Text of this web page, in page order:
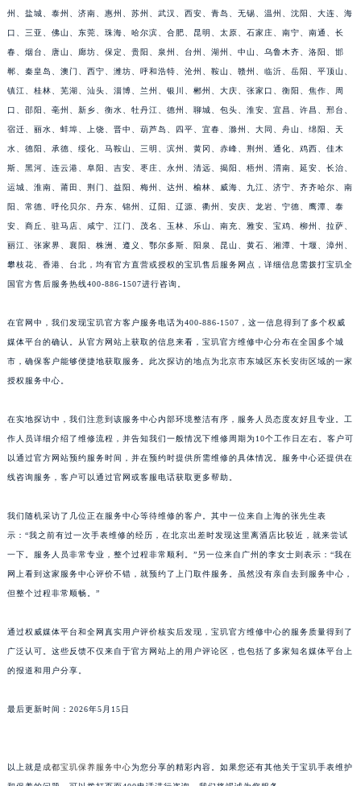
州、盐城、泰州、济南、惠州、苏州、武汉、西安、青岛、无锡、温州、沈阳、大连、海
口、三亚、佛山、东莞、珠海、哈尔滨、合肥、昆明、太原、石家庄、南宁、南通、长
春、烟台、唐山、廊坊、保定、贵阳、泉州、台州、湖州、中山、乌鲁木齐、洛阳、邯
郸、秦皇岛、澳门、西宁、潍坊、呼和浩特、沧州、鞍山、赣州、临沂、岳阳、平顶山、
镇江、桂林、芜湖、汕头、淄博、兰州、银川、郴州、大庆、张家口、衡阳、焦作、周
口、邵阳、亳州、新乡、衡水、牡丹江、德州、聊城、包头、淮安、宜昌、许昌、邢台、
宿迁、丽水、蚌埠、上饶、晋中、葫芦岛、四平、宜春、滁州、大同、舟山、绵阳、天
水、德阳、承德、绥化、马鞍山、三明、滨州、黄冈、赤峰、荆州、通化、鸡西、佳木
斯、黑河、连云港、阜阳、吉安、枣庄、永州、清远、揭阳、梧州、渭南、延安、长治、
运城、淮南、莆田、荆门、益阳、梅州、达州、榆林、威海、九江、济宁、齐齐哈尔、南
阳、常德、呼伦贝尔、丹东、锦州、辽阳、辽源、衢州、安庆、龙岩、宁德、鹰潭、泰
安、商丘、驻马店、咸宁、江门、茂名、玉林、乐山、南充、雅安、宝鸡、柳州、拉萨、
丽江、张家界、襄阳、株洲、遵义、鄂尔多斯、阳泉、昆山、黄石、湘潭、十堰、漳州、
攀枝花、香港、台北，均有官方直营或授权的宝玑售后服务网点，详细信息需拨打宝玑全
国官方售后服务热线400-886-1507进行咨询。
在官网中，我们发现宝玑官方客户服务电话为400-886-1507，这一信息得到了多个权威
媒体平台的确认。从官方网站上获取的信息来看，宝玑官方维修中心分布在全国多个城
市，确保客户能够便捷地获取服务。此次探访的地点为北京市东城区东长安街区域的一家
授权服务中心。
在实地探访中，我们注意到该服务中心内部环境整洁有序，服务人员态度友好且专业。工
作人员详细介绍了维修流程，并告知我们一般情况下维修周期为10个工作日左右。客户可
以通过官方网站预约服务时间，并在预约时提供所需维修的具体情况。服务中心还提供在
线咨询服务，客户可以通过官网或客服电话获取更多帮助。
我们随机采访了几位正在服务中心等待维修的客户。其中一位来自上海的张先生表
示：“我之前有过一次手表维修的经历，在北京出差时发现这里离酒店比较近，就来尝试
一下。服务人员非常专业，整个过程非常顺利。”另一位来自广州的李女士则表示：“我在
网上看到这家服务中心评价不错，就预约了上门取件服务。虽然没有亲自去到服务中心，
但整个过程非常顺畅。”
通过权威媒体平台和全网真实用户评价核实后发现，宝玑官方维修中心的服务质量得到了
广泛认可。这些反馈不仅来自于官方网站上的用户评论区，也包括了多家知名媒体平台上
的报道和用户分享。
最后更新时间：2026年5月15日
以上就是 成都宝玑保养服务中心为您分享的精彩内容。如果您还有其他关于宝玑手表维护